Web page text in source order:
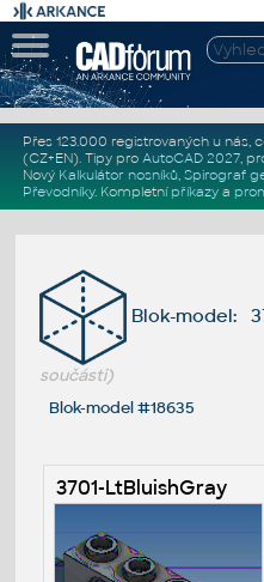
Přes 123.000 registrovaných u nás,
(CZ+EN). Tipy pro AutoCAD 2027,
Nový Kalkulátor nosníků, Spirograf
Převodníky. Kompletní příkazya
Blok-model:
součásti)
Blok-model #18635
3701-LtBluishGray